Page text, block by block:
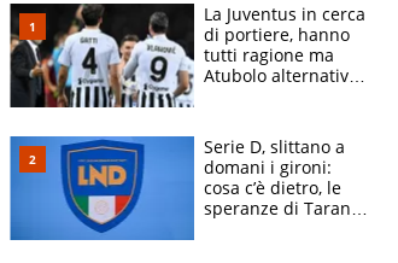
La Juventus in cerca
di portiere, hanno
tutti ragione ma
Atubolo alternativa
rimane Milinkovic-
Savic
Serie D, slittano a
domani i gironi:
cosa c’è dietro, le
speranze di Taranto